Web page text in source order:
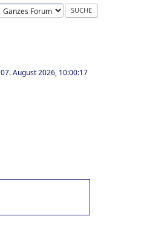
07. August 2026, 10:00:17